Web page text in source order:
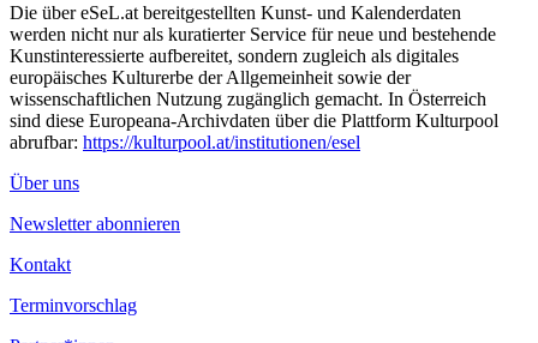
CREATIVE CLUSTER OPEN DOORS
Viktor-Christ-Gasse 10, Wien, Österreich
14:00 — 15:00 H /EINTRITT FREI, FÜHRUNG,
BARRIEREFREI
Rundgang „Sterblich sein“
Dom Museum Wien
BARRIEREFREI
Opening. Serbian Art Now“
Absberggasse 35, 1100 Wien, Österreich
Die über eSeL.at bereitgestellten Kunst- und Kalenderdaten
werden nicht nur als kuratierter Service für neue und bestehende
Kunstinteressierte aufbereitet, sondern zugleich als digitales
europäisches Kulturerbe der Allgemeinheit sowie der
wissenschaftlichen Nutzung zugänglich gemacht. In Österreich
sind diese Europeana-Archivdaten über die Plattform Kulturpool
abrufbar: https://kulturpool.at/institutionen/esel
Über uns
Newsletter abonnieren
Kontakt
Terminvorschlag